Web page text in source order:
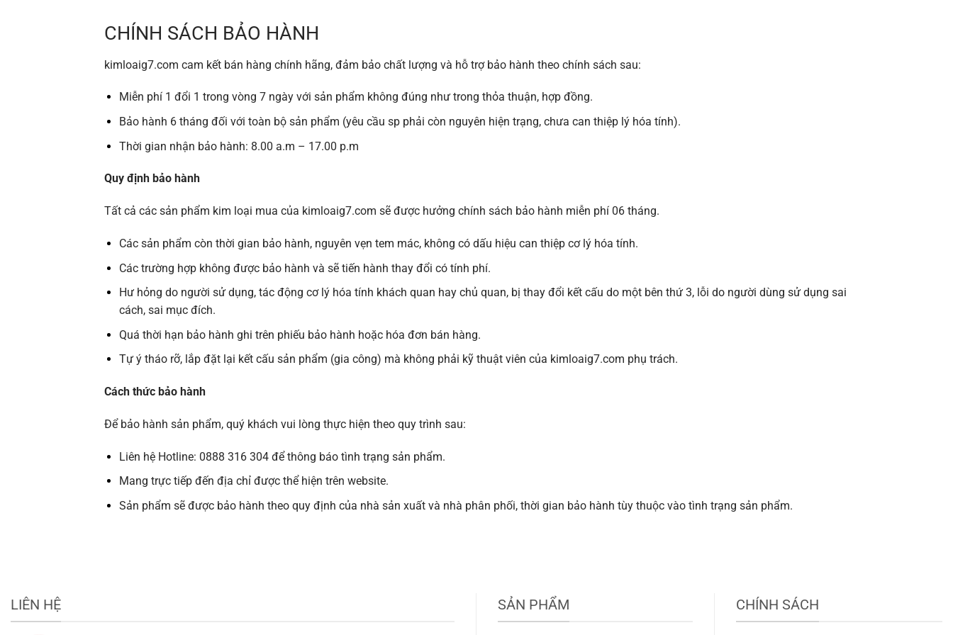
CHÍNH SÁCH BẢO HÀNH
kimloaig7.com cam kết bán hàng chính hãng, đảm bảo chất lượng và hỗ trợ bảo hành theo chính sách sau:
Miễn phí 1 đổi 1 trong vòng 7 ngày với sản phẩm không đúng như trong thỏa thuận, hợp đồng.
Bảo hành 6 tháng đối với toàn bộ sản phẩm (yêu cầu sp phải còn nguyên hiện trạng, chưa can thiệp lý hóa tính).
Thời gian nhận bảo hành: 8.00 a.m – 17.00 p.m
Quy định bảo hành
Tất cả các sản phẩm kim loại mua của kimloaig7.com sẽ được hưởng chính sách bảo hành miễn phí 06 tháng.
Các sản phẩm còn thời gian bảo hành, nguyên vẹn tem mác, không có dấu hiệu can thiệp cơ lý hóa tính.
Các trường hợp không được bảo hành và sẽ tiến hành thay đổi có tính phí.
Hư hỏng do người sử dụng, tác động cơ lý hóa tính khách quan hay chủ quan, bị thay đổi kết cấu do một bên thứ 3, lỗi do người dùng sử dụng sai
cách, sai mục đích.
Quá thời hạn bảo hành ghi trên phiếu bảo hành hoặc hóa đơn bán hàng.
Tự ý tháo rỡ, lắp đặt lại kết cấu sản phẩm (gia công) mà không phải kỹ thuật viên của kimloaig7.com phụ trách.
Cách thức bảo hành
Để bảo hành sản phẩm, quý khách vui lòng thực hiện theo quy trình sau:
Liên hệ Hotline: 0888 316 304 để thông báo tình trạng sản phẩm.
Mang trực tiếp đến địa chỉ được thể hiện trên website.
Sản phẩm sẽ được bảo hành theo quy định của nhà sản xuất và nhà phân phối, thời gian bảo hành tùy thuộc vào tình trạng sản phẩm.
LIÊN HỆ SẢN PHẨM CHÍNH SÁCH